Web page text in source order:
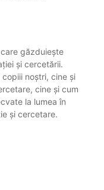
găzduiește
și cercetării.
noștri, cine și
cine și cum
la lumea în
și cercetare.